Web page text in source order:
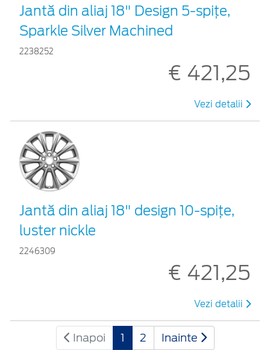
Jantă din aliaj 18" Design 5-spiţe,
Sparkle Silver Machined
2238252
€ 421,25
Vezi detalii
Jantă din aliaj 18" design 10-spiţe,
luster nickle
2246309
€ 421,25
Vezi detalii
Inapoi 1 2 Inainte